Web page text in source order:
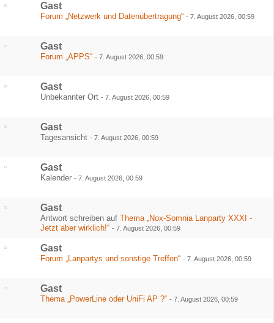
Gast
Forum „Netzwerk und Datenübertragung“ - 7. August 2026, 00:59
Gast
Forum „APPS“ - 7. August 2026, 00:59
Gast
Unbekannter Ort - 7. August 2026, 00:59
Gast
Tagesansicht - 7. August 2026, 00:59
Gast
Kalender - 7. August 2026, 00:59
Gast
Antwort schreiben auf Thema „Nox-Somnia Lanparty XXXI -
Jetzt aber wirklich!“ - 7. August 2026, 00:59
Gast
Forum „Lanpartys und sonstige Treffen“ - 7. August 2026, 00:59
Gast
Thema „PowerLine oder UniFi AP ?“ - 7. August 2026, 00:59